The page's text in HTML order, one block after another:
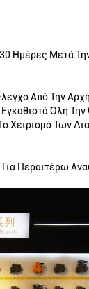
Ημέρες Μετά
Από Την
Όλη Την
Χειρισμό Των
Περαιτέρω